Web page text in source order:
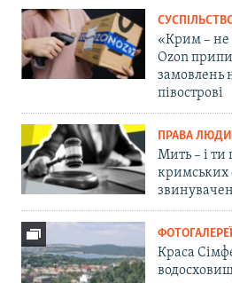
«Крим – не
Ozon
замовлень
півострові
ПРАВА
Мить – і
кримських
ФОТОГАЛЕРЕЇ
Краса